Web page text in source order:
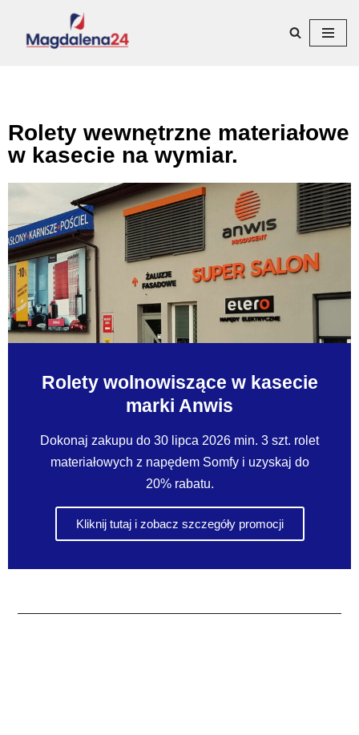
Przejdź
Rolety wewnętrzne materiałowe
w kasecie na wymiar.
Rolety wolnowiszące w kasecie
marki Anwis
Dokonaj zakupu do 30 lipca 2026 min. 3 szt. rolet
materiałowych z napędem Somfy i uzyskaj do
20% rabatu.
Kliknij tutaj i zobacz szczegóły promocji